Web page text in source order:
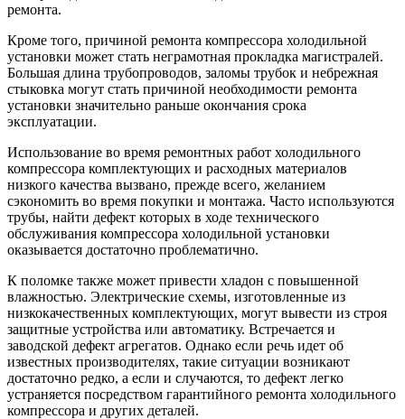
ремонта.
Кроме того, причиной ремонта компрессора холодильной
установки может стать неграмотная прокладка магистралей.
Большая длина трубопроводов, заломы трубок и небрежная
стыковка могут стать причиной необходимости ремонта
установки значительно раньше окончания срока
эксплуатации.
Использование во время ремонтных работ холодильного
компрессора комплектующих и расходных материалов
низкого качества вызвано, прежде всего, желанием
сэкономить во время покупки и монтажа. Часто используются
трубы, найти дефект которых в ходе технического
обслуживания компрессора холодильной установки
оказывается достаточно проблематично.
К поломке также может привести хладон с повышенной
влажностью. Электрические схемы, изготовленные из
низкокачественных комплектующих, могут вывести из строя
защитные устройства или автоматику. Встречается и
заводской дефект агрегатов. Однако если речь идет об
известных производителях, такие ситуации возникают
достаточно редко, а если и случаются, то дефект легко
устраняется посредством гарантийного ремонта холодильного
компрессора и других деталей.